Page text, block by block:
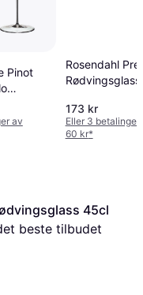
Pinot
76.8cl
av
Rosendahl
173 kr
Eller 3 betalinger
60 kr*
45cl
beste tilbudet